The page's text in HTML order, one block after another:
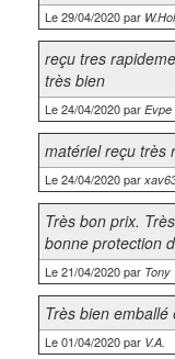
Le 29/04/2020 par
reçu tres
très bien
Le 24/04/2020 par Evpe
matériel reçu très
Le 24/04/2020 par
Très bon prix.
bonne protection
Le 21/04/2020 par Tony
Très bien emballé
Le 01/04/2020 par V.A.